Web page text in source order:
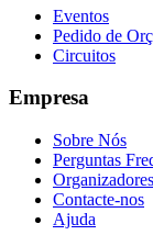
Eventos
Pedido de
Circuitos
Empresa
Sobre Nós
Perguntas
Organizadores
Contacte-nos
Ajuda